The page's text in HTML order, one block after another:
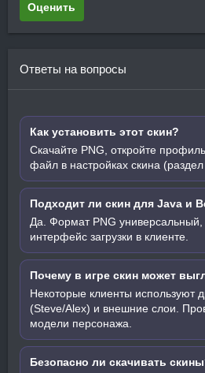
Оценить
Ответы на вопросы
Как установить этот скин?
Скачайте PNG, откройте
файл в настройках скина
Подходит ли скин для Java и
Да. Формат PNG универсальный,
интерфейс загрузки в клиенте.
Почему в игре скин может
Некоторые клиенты используют
(Steve/Alex) и внешние слои.
модели персонажа.
Безопасно ли скачивать